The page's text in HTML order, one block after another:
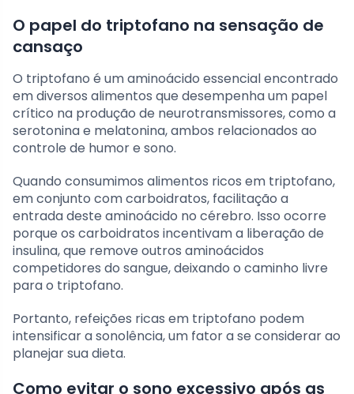
O papel do triptofano na sensação de
cansaço
O triptofano é um aminoácido essencial encontrado
em diversos alimentos que desempenha um papel
crítico na produção de neurotransmissores, como a
serotonina e melatonina, ambos relacionados ao
controle de humor e sono.
Quando consumimos alimentos ricos em triptofano,
em conjunto com carboidratos, facilitação a
entrada deste aminoácido no cérebro. Isso ocorre
porque os carboidratos incentivam a liberação de
insulina, que remove outros aminoácidos
competidores do sangue, deixando o caminho livre
para o triptofano.
Portanto, refeições ricas em triptofano podem
intensificar a sonolência, um fator a se considerar ao
planejar sua dieta.
Como evitar o sono excessivo após as